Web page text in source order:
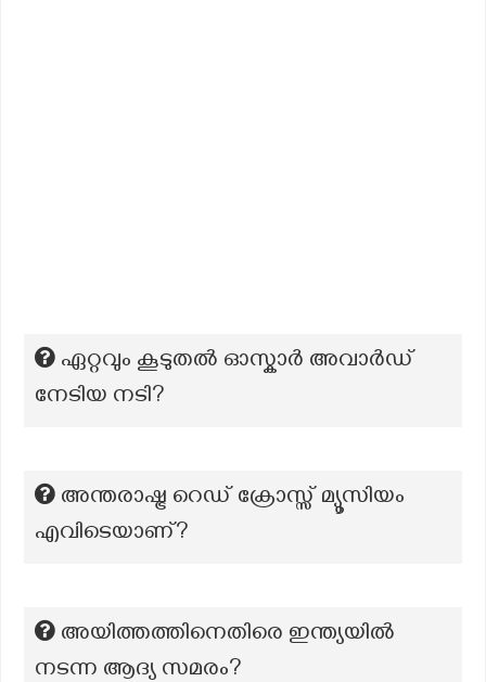
ഏറ്റവും കൂടുതൽ ഓസ്കാർ അവാർഡ്
നേടിയ നടി?
അന്തരാഷ്ട്ര റെഡ് ക്രോസ്സ് മ്യൂസിയം
എവിടെയാണ്?
അയിത്തത്തിനെതിരെ ഇന്ത്യയില്‍
നടന്ന ആദ്യ സമരം?